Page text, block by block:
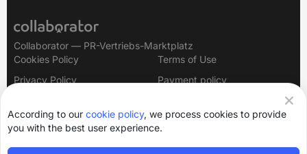
Collaborator — PR-Vertriebs-Marktplatz
Cookies Policy
Terms of Use
Privacy Policy
Payment policy
According to our cookie policy, we process cookies to provide
you with the best user experience.